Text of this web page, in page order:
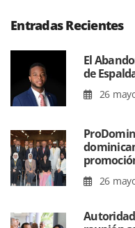
Entradas Recientes
El
de
26
26